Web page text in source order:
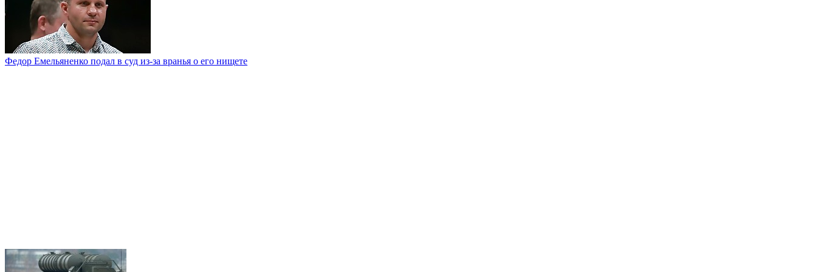
Федор Емельяненко подал в суд из-за вранья о его нищете